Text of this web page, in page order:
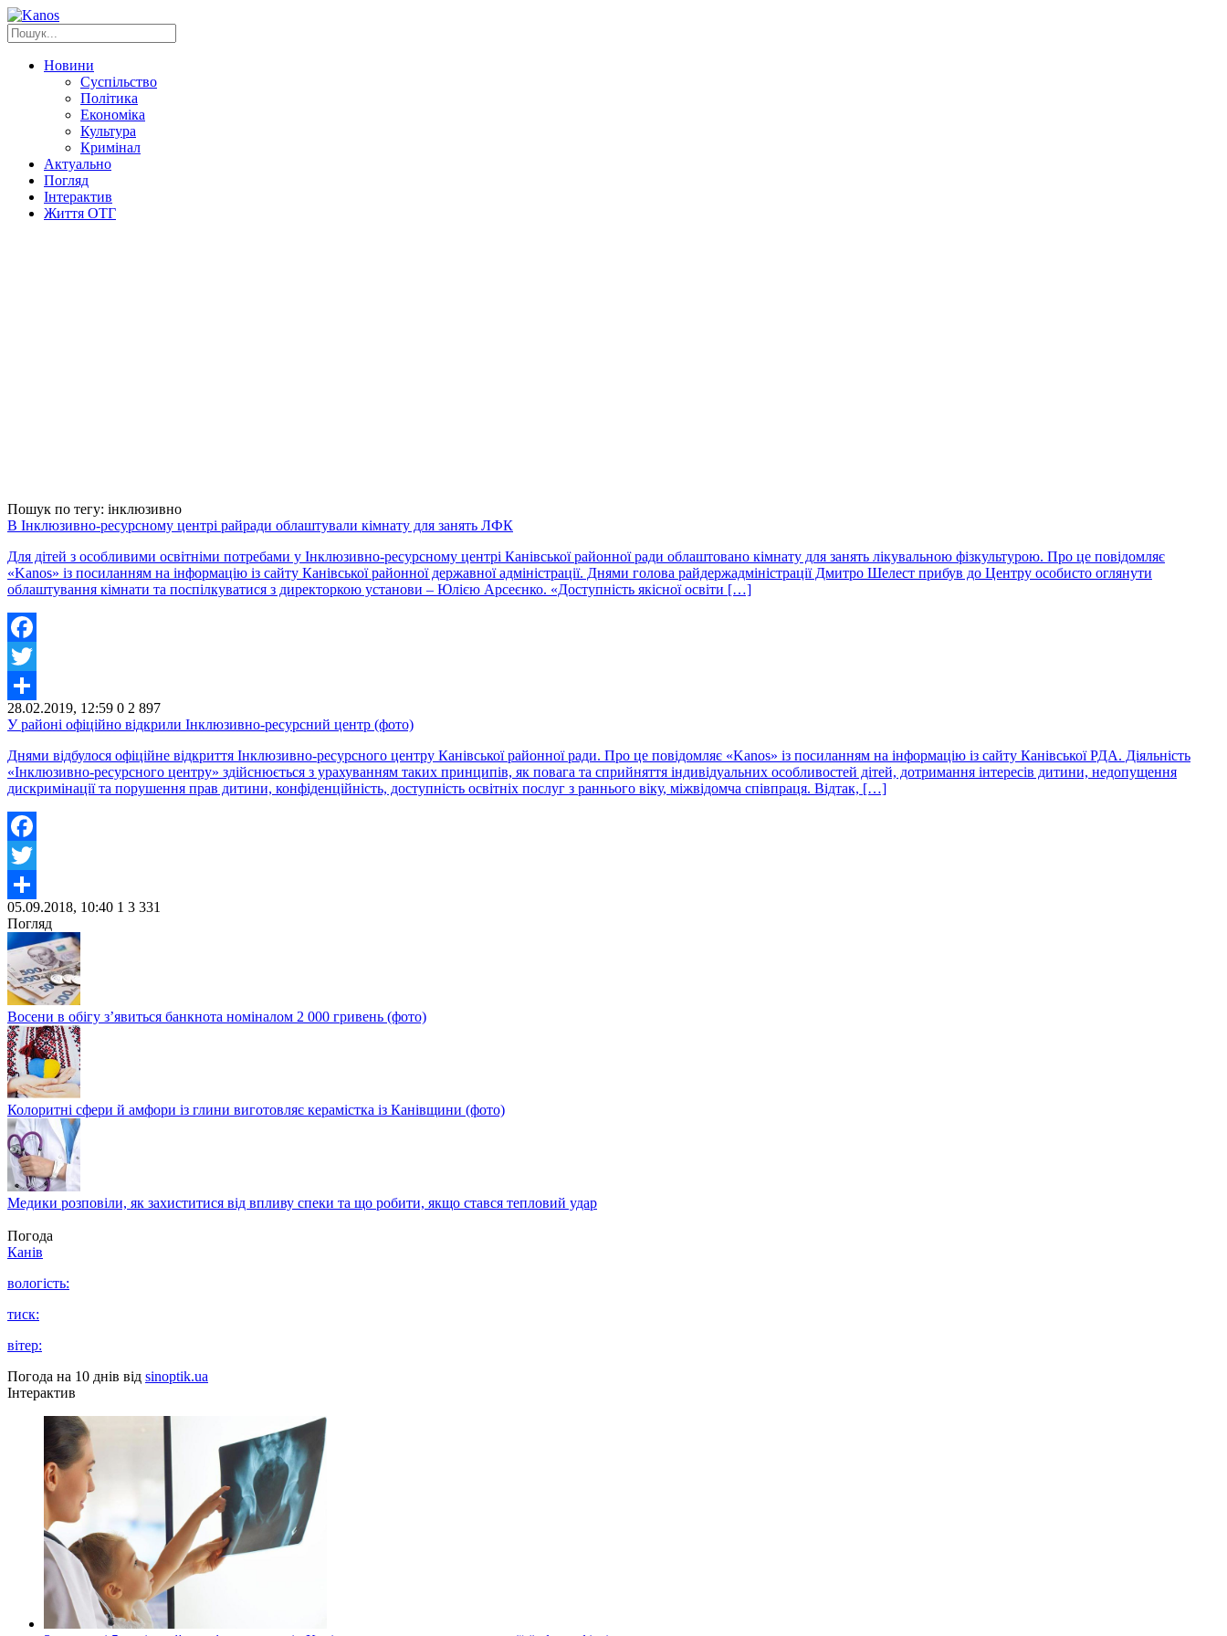
Новини
Суспільство
Політика
Економіка
Культура
Кримінал
Актуально
Погляд
Інтерактив
Життя ОТГ
Пошук по тегу: інклюзивно
В Інклюзивно-ресурсному центрі райради облаштували кімнату для занять ЛФК
Для дітей з особливими освітніми потребами у Інклюзивно-ресурсному центрі Канівської районної ради облаштовано кімнату для занять лікувальною фізкультурою. Про це повідомляє
«Kanos» із посиланням на інформацію із сайту Канівської районної державної адміністрації. Днями голова райдержадміністрації Дмитро Шелест прибув до Центру особисто оглянути
облаштування кімнати та поспілкуватися з директоркою установи – Юлією Арсеєнко. «Доступність якісної освіти […]
Facebook
Twitter
Share
28.02.2019, 12:59 0 2 897
У районі офіційно відкрили Інклюзивно-ресурсний центр (фото)
Днями відбулося офіційне відкриття Інклюзивно-ресурсного центру Канівської районної ради. Про це повідомляє «Kanos» із посиланням на інформацію із сайту Канівської РДА. Діяльність
«Інклюзивно-ресурсного центру» здійснюється з урахуванням таких принципів, як повага та сприйняття індивідуальних особливостей дітей, дотримання інтересів дитини, недопущення
дискримінації та порушення прав дитини, конфіденційність, доступність освітніх послуг з раннього віку, міжвідомча співпраця. Відтак, […]
Facebook
Twitter
Share
05.09.2018, 10:40 1 3 331
Погляд
Восени в обігу з’явиться банкнота номіналом 2 000 гривень (фото)
Колоритні сфери й амфори із глини виготовляє керамістка із Канівщини (фото)
Медики розповіли, як захиститися від впливу спеки та що робити, якщо стався тепловий удар
Погода
Канів
вологість:
тиск:
вітер:
Погода на 10 днів від sinoptik.ua
Інтерактив